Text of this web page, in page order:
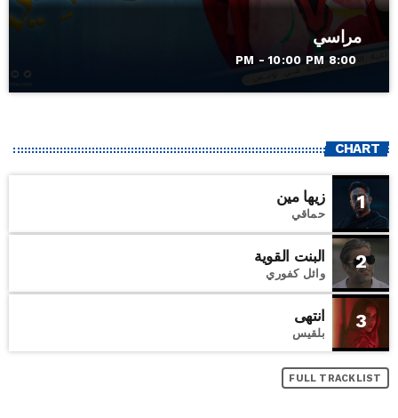
مراسي
8:00 PM - 10:00 PM
CHART
1 زيها مين
حماقي
2 البنت القوية
وائل كفوري
3 انتهى
بلقيس
FULL TRACKLIST